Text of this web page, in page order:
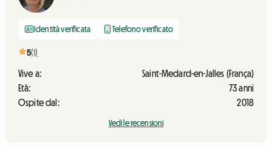
Identità verificata Telefono verificato
5(1)
Vive a:
Saint-Medard-en-Jalles (França)
Età:
73 anni
Ospite dal:
2018
Vedi le recensioni